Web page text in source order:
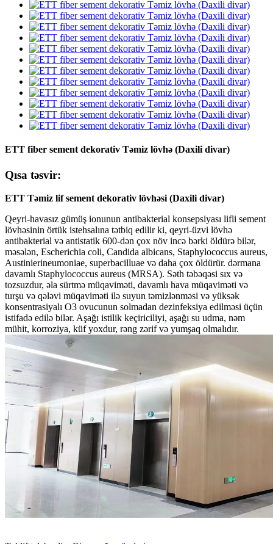
ETT fiber sement dekorativ Təmiz lövhə (Daxili divar)
Qısa təsvir:
ETT Təmiz lif sement dekorativ lövhəsi (Daxili divar)
Qeyri-havasız gümüş ionunun antibakterial konsepsiyası lifli sement
lövhəsinin örtük istehsalına tətbiq edilir ki, qeyri-üzvi lövhə
antibakterial və antistatik 600-dən çox növ incə bərki öldürə bilər,
məsələn, Escherichia coli, Candida albicans, Staphylococcus aureus,
Austinierineumoniae, superbacilluae və daha çox öldürür. dərmana
davamlı Staphylococcus aureus (MRSA). Səth təbəqəsi sıx və
tozsuzdur, əla sürtmə müqaviməti, davamlı hava müqaviməti və
turşu və qələvi müqaviməti ilə suyun təmizlənməsi və yüksək
konsentrasiyalı O3 ovucunun solmadan dezinfeksiya edilməsi üçün
istifadə edilə bilər. Aşağı istilik keçiriciliyi, aşağı su udma, nəm
mühit, korroziya, küf yoxdur, rəng zərif və yumşaq olmalıdır.